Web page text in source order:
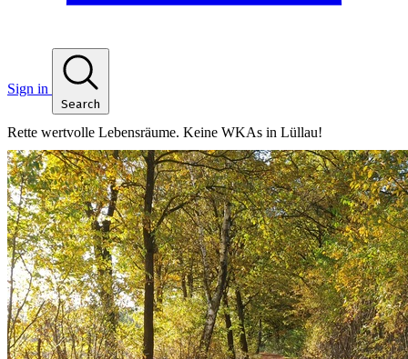
Sign in
Search
Rette wertvolle Lebensräume. Keine WKAs in Lüllau!